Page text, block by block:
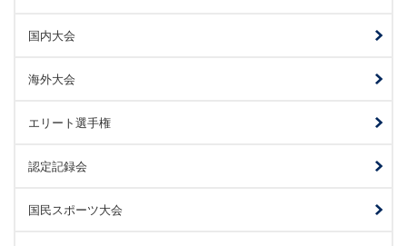
国内大会
海外大会
エリート選手権
認定記録会
国民スポーツ大会